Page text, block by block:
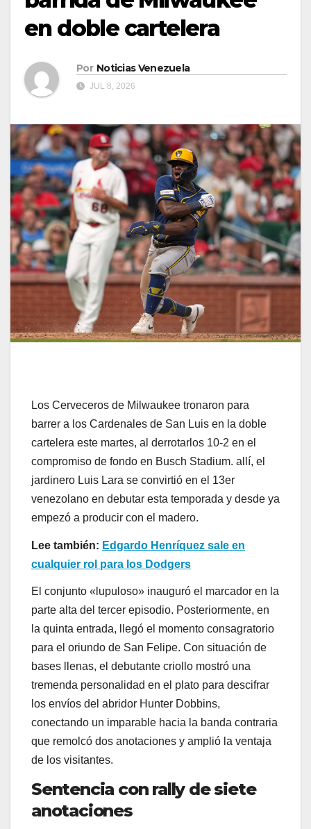
en doble cartelera
Por Noticias Venezuela
JUL 8, 2026
Los Cerveceros de Milwaukee tronaron para
barrer a los Cardenales de San Luis en la doble
cartelera este martes, al derrotarlos 10-2 en el
compromiso de fondo en Busch Stadium. allí, el
jardinero Luis Lara se convirtió en el 13er
venezolano en debutar esta temporada y desde ya
empezó a producir con el madero.
Lee también: Edgardo Henríquez sale en
cualquier rol para los Dodgers
El conjunto «lupuloso» inauguró el marcador en la
parte alta del tercer episodio. Posteriormente, en
la quinta entrada, llegó el momento consagratorio
para el oriundo de San Felipe. Con situación de
bases llenas, el debutante criollo mostró una
tremenda personalidad en el plato para descifrar
los envíos del abridor Hunter Dobbins,
conectando un imparable hacia la banda contraria
que remolcó dos anotaciones y amplió la ventaja
de los visitantes.
Sentencia con rally de siete
anotaciones